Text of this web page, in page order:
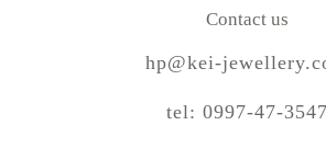
Contact us
hp@kei-
tel: 0997-47-3547